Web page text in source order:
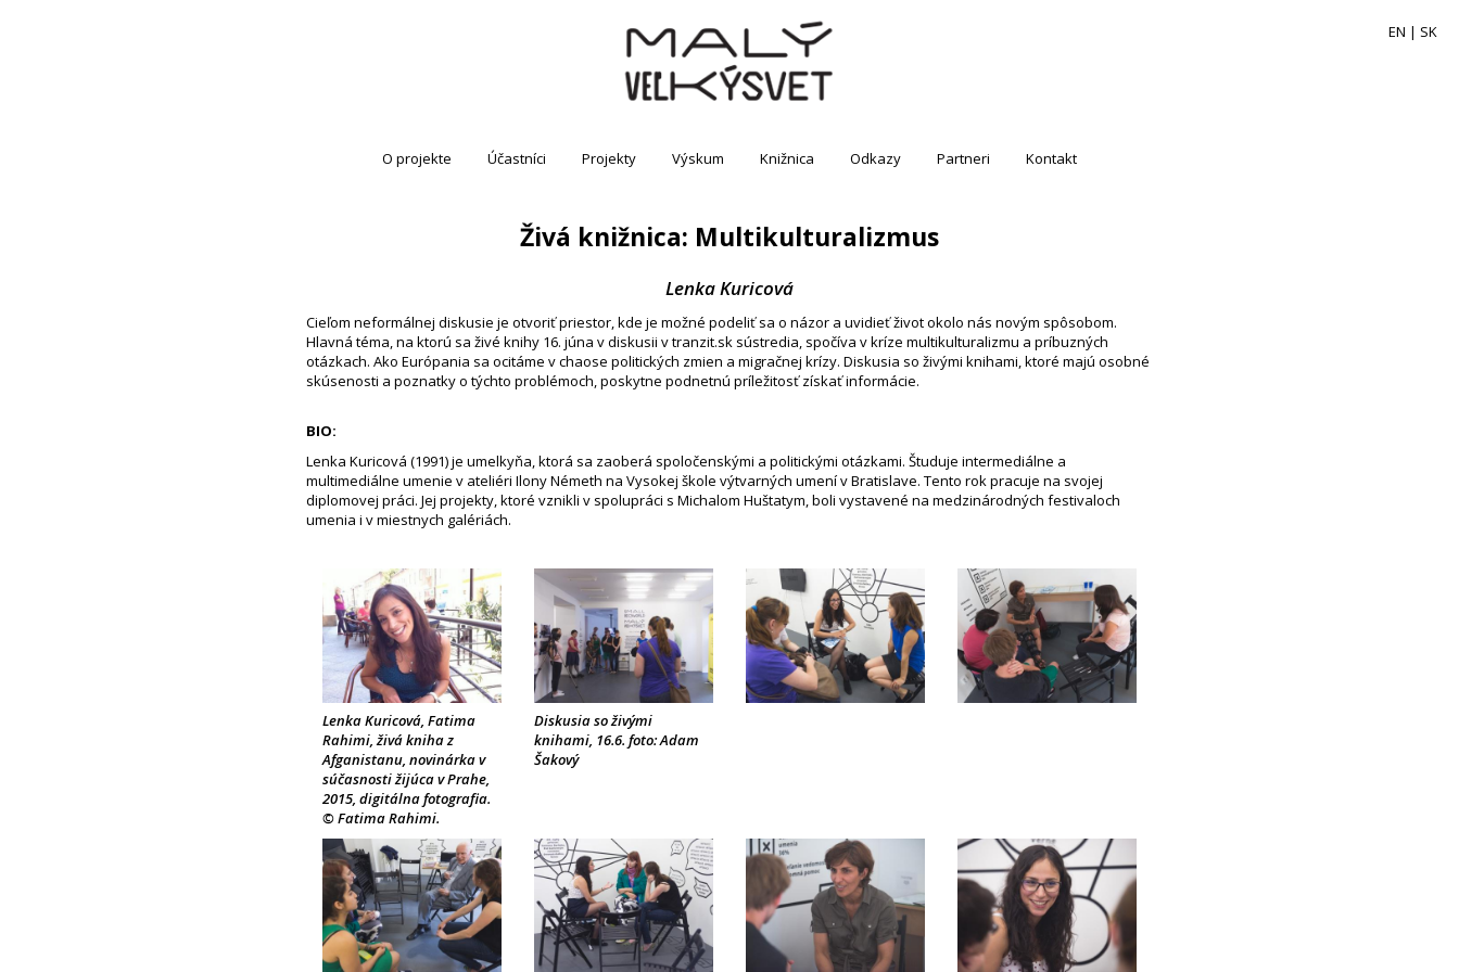
O projekte Účastníci Projekty Výskum Knižnica Odkazy Partneri Kontakt
EN | SK
Živá knižnica: Multikulturalizmus
Lenka Kuricová
Cieľom neformálnej diskusie je otvoriť priestor, kde je možné podeliť sa o názor a uvidieť život okolo nás novým spôsobom.
Hlavná téma, na ktorú sa živé knihy 16. júna v diskusii v tranzit.sk sústredia, spočíva v kríze multikulturalizmu a príbuzných
otázkach. Ako Európania sa ocitáme v chaose politických zmien a migračnej krízy. Diskusia so živými knihami, ktoré majú osobné
skúsenosti a poznatky o týchto problémoch, poskytne podnetnú príležitosť získať informácie.
BIO:
Lenka Kuricová (1991) je umelkyňa, ktorá sa zaoberá spoločenskými a politickými otázkami. Študuje intermediálne a
multimediálne umenie v ateliéri Ilony Németh na Vysokej škole výtvarných umení v Bratislave. Tento rok pracuje na svojej
diplomovej práci. Jej projekty, ktoré vznikli v spolupráci s Michalom Huštatym, boli vystavené na medzinárodných festivaloch
umenia i v miestnych galériách.
Lenka Kuricová, Fatima
Rahimi, živá kniha z
Afganistanu, novinárka v
súčasnosti žijúca v Prahe,
2015, digitálna fotografia.
© Fatima Rahimi.
Diskusia so živými
knihami, 16.6. foto: Adam
Šakový